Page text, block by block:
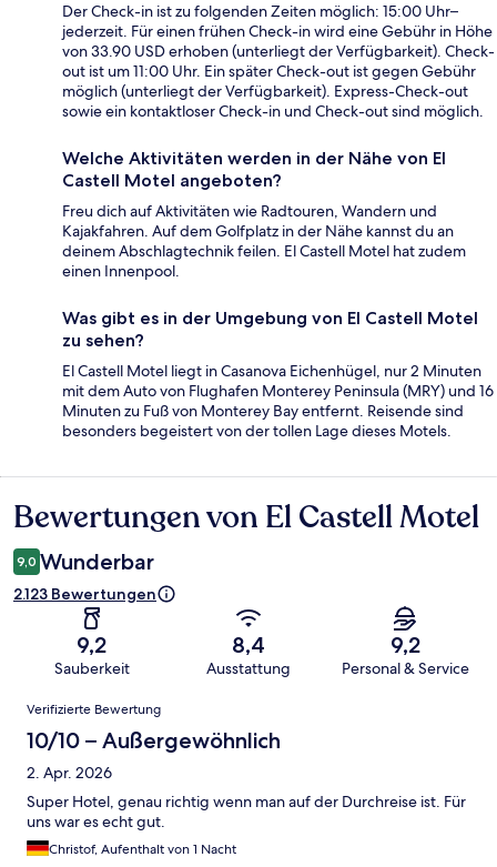
Der Check-in ist zu folgenden Zeiten möglich: 15:00 Uhr–
jederzeit. Für einen frühen Check-in wird eine Gebühr in Höhe
von 33.90 USD erhoben (unterliegt der Verfügbarkeit). Check-
out ist um 11:00 Uhr. Ein später Check-out ist gegen Gebühr
möglich (unterliegt der Verfügbarkeit). Express-Check-out
sowie ein kontaktloser Check-in und Check-out sind möglich.
Welche Aktivitäten werden in der Nähe von El
Castell Motel angeboten?
Freu dich auf Aktivitäten wie Radtouren, Wandern und
Kajakfahren. Auf dem Golfplatz in der Nähe kannst du an
deinem Abschlagtechnik feilen. El Castell Motel hat zudem
einen Innenpool.
Was gibt es in der Umgebung von El Castell Motel
zu sehen?
El Castell Motel liegt in Casanova Eichenhügel, nur 2 Minuten
mit dem Auto von Flughafen Monterey Peninsula (MRY) und 16
Minuten zu Fuß von Monterey Bay entfernt. Reisende sind
besonders begeistert von der tollen Lage dieses Motels.
Bewertungen
Bewertungen von El Castell Motel
9,0 Wunderbar
2.123 Bewertungen
9,2
Sauberkeit
8,4
Ausstattung
9,2
Personal & Service
Bewertungen
Verifizierte Bewertung
10/10 – Außergewöhnlich
2. Apr. 2026
Super Hotel, genau richtig wenn man auf der Durchreise ist. Für
uns war es echt gut.
Christof, Aufenthalt von 1 Nacht